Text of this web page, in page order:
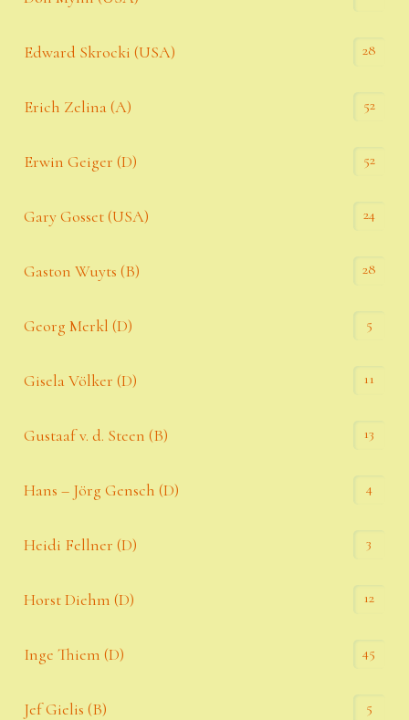
Edward Skrocki (USA) 28
Erich Zelina (A) 52
Erwin Geiger (D) 52
Gary Gosset (USA) 24
Gaston Wuyts (B) 28
Georg Merkl (D) 5
Gisela Völker (D) 11
Gustaaf v. d. Steen (B) 13
Hans – Jörg Gensch (D) 4
Heidi Fellner (D) 3
Horst Diehm (D) 12
Inge Thiem (D) 45
Jef Gielis (B) 5